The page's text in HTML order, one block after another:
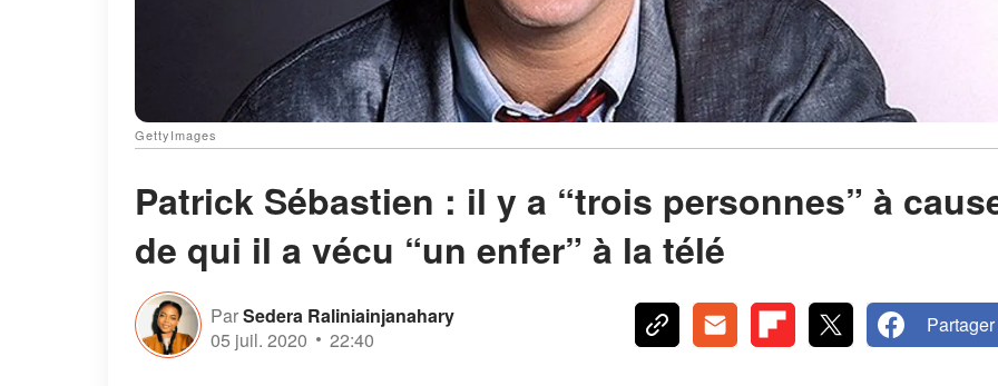
GettyImages
Patrick Sébastien : il y a “trois personnes” à
de qui il a vécu “un enfer” à la télé
ParSedera Raliniainjanahary
05 juil. 2020
22:40
Partager